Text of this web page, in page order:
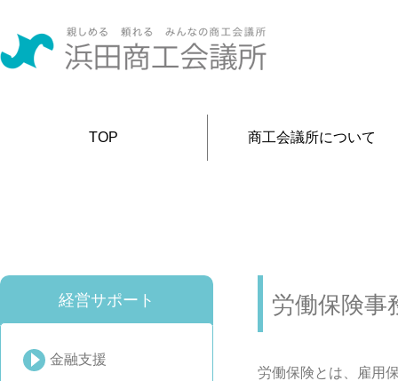
TOP 商工会議所について
経営サポート
金融支援
労働保険事
労働保険とは、雇用